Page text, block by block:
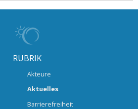
RUBRIK
Akteure
Aktuelles
Barrierefreiheit